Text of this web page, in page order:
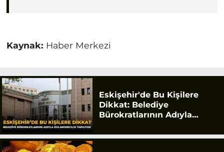
Kaynak: Haber Merkezi
Eskişehir'de Bu Kişilere
Dikkat: Belediye
Bürokratlarının Adıyla